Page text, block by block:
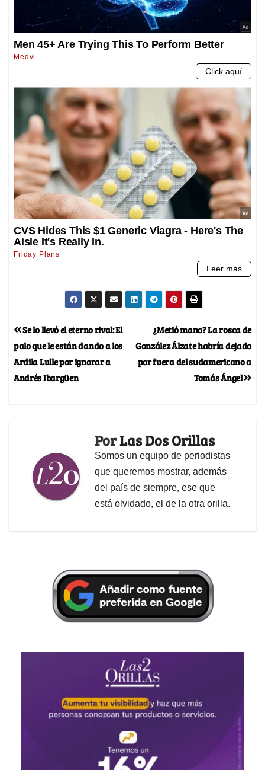
¿Metió mano? La rosca de
González Álzate habría dejado
por fuera del sudamericano a
Tomás Ángel
Se lo llevó el eterno rival: El
palo que le están dando a los
Ardila Lulle por ignorar a
Andrés Ibargüen
PorLas Dos Orillas
Somos un equipo de periodistas
que queremos mostrar, además
del país de siempre, ese que
está olvidado, el de la otra orilla.